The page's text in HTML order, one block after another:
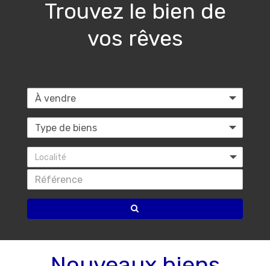
Trouvez le bien de
vos rêves
Localité